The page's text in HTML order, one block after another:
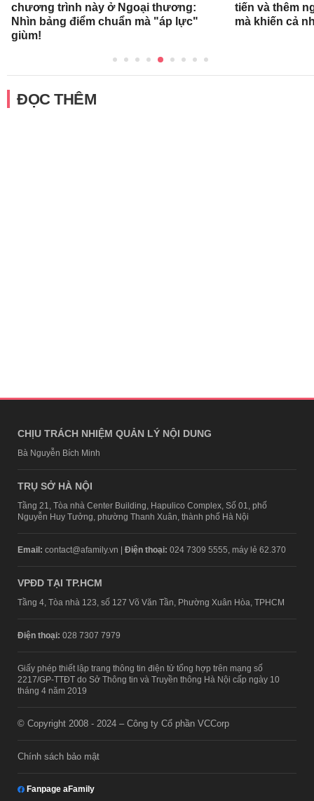
chương trình này ở Ngoại thương:
Nhìn bảng điểm chuẩn mà "áp lực"
giùm!
tiến và thêm
mà khiến cả
ĐỌC THÊM
CHỊU TRÁCH NHIỆM QUẢN LÝ NỘI DUNG
Bà Nguyễn Bích Minh
TRỤ SỞ HÀ NỘI
Tầng 21, Tòa nhà Center Building, Hapulico Complex, Số 01, phố
Nguyễn Huy Tưởng, phường Thanh Xuân, thành phố Hà Nội
Email: contact@afamily.vn | Điện thoại: 024 7309 5555, máy lẻ 62.370
VPĐD TẠI TP.HCM
Tầng 4, Tòa nhà 123, số 127 Võ Văn Tần, Phường Xuân Hòa, TPHCM
Điện thoại: 028 7307 7979
Giấy phép thiết lập trang thông tin điện tử tổng hợp trên mạng số
2217/GP-TTĐT do Sở Thông tin và Truyền thông Hà Nội cấp ngày 10
tháng 4 năm 2019
© Copyright 2008 - 2024 – Công ty Cổ phần VCCorp
Chính sách bảo mật
Fanpage aFamily